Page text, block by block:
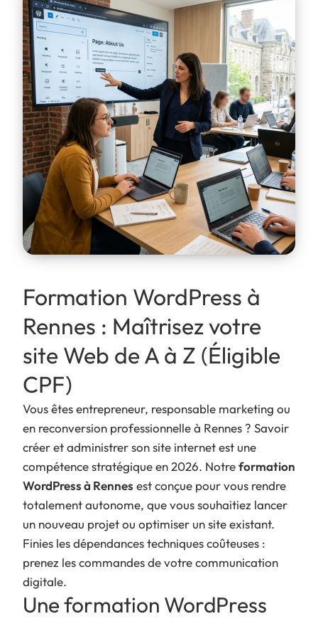
Formation WordPress à
Rennes : Maîtrisez votre
site Web de A à Z (Éligible
CPF)
Vous êtes entrepreneur, responsable marketing ou
en reconversion professionnelle à Rennes ? Savoir
créer et administrer son site internet est une
compétence stratégique en 2026. Notreformation
WordPress à Rennes est conçue pour vous rendre
totalement autonome, que vous souhaitiez lancer
un nouveau projet ou optimiser un site existant.
Finies les dépendances techniques coûteuses :
prenez les commandes de votre communication
digitale.
Une formation WordPress